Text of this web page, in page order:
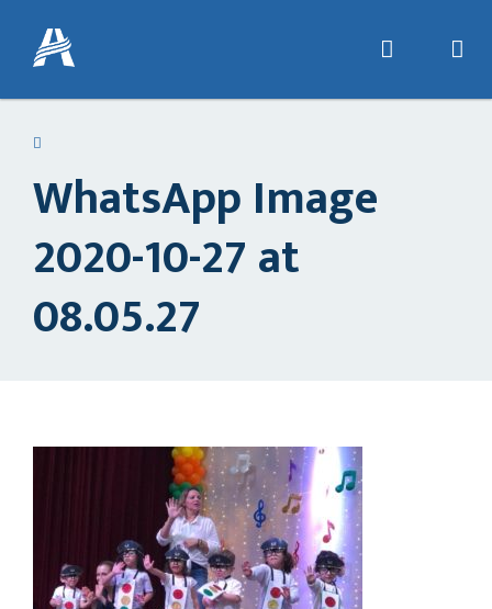
WhatsApp Image
2020-10-27 at
08.05.27